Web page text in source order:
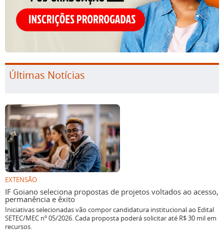
Últimas Notícias
EXTENSÃO
IF Goiano seleciona propostas de projetos voltados ao acesso,
permanência e êxito
Iniciativas selecionadas vão compor candidatura institucional ao Edital
SETEC/MEC nº 05/2026. Cada proposta poderá solicitar até R$ 30 mil em
recursos.